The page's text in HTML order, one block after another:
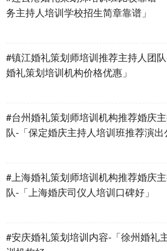
务主持人培训学校招生简章靠谱」
#镇江婚礼策划师培训推荐主持人团
婚礼策划培训机构价格优惠」
#台州婚礼策划师培训机构推荐婚庆
队-「保定婚庆主持人培训班推荐演出
#上海婚礼策划师培训机构推荐婚庆
队-「上海婚庆司仪人培训口碑好」
#安庆婚礼策划培训内容-「徐州婚礼